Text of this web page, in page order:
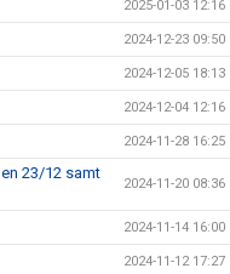
2025-01-03 12:16
2024-12-23 09:50
2024-12-05 18:13
2024-12-04 12:16
2024-11-28 16:25
23/12 samt
2024-11-20 08:36
2024-11-14 16:00
2024-11-12 17:27